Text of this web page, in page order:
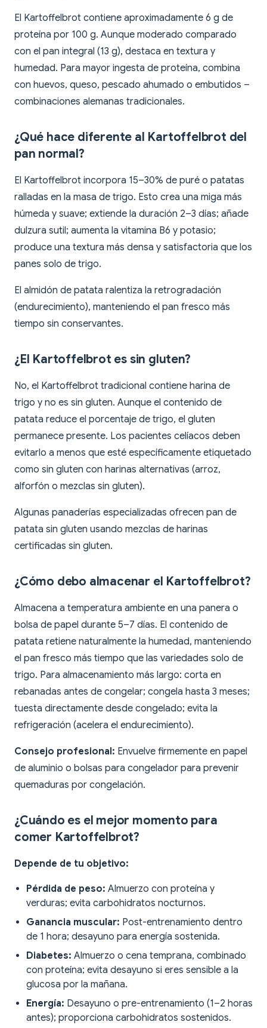
El Kartoffelbrot contiene aproximadamente 6 g de
proteína por 100 g. Aunque moderado comparado
con el pan integral (13 g), destaca en textura y
humedad. Para mayor ingesta de proteína, combina
con huevos, queso, pescado ahumado o embutidos –
combinaciones alemanas tradicionales.
¿Qué hace diferente al Kartoffelbrot del
pan normal?
El Kartoffelbrot incorpora 15–30% de puré o patatas
ralladas en la masa de trigo. Esto crea una miga más
húmeda y suave; extiende la duración 2–3 días; añade
dulzura sutil; aumenta la vitamina B6 y potasio;
produce una textura más densa y satisfactoria que los
panes solo de trigo.
El almidón de patata ralentiza la retrogradación
(endurecimiento), manteniendo el pan fresco más
tiempo sin conservantes.
¿El Kartoffelbrot es sin gluten?
No, el Kartoffelbrot tradicional contiene harina de
trigo y no es sin gluten. Aunque el contenido de
patata reduce el porcentaje de trigo, el gluten
permanece presente. Los pacientes celíacos deben
evitarlo a menos que esté específicamente etiquetado
como sin gluten con harinas alternativas (arroz,
alforfón o mezclas sin gluten).
Algunas panaderías especializadas ofrecen pan de
patata sin gluten usando mezclas de harinas
certificadas sin gluten.
¿Cómo debo almacenar el Kartoffelbrot?
Almacena a temperatura ambiente en una panera o
bolsa de papel durante 5–7 días. El contenido de
patata retiene naturalmente la humedad, manteniendo
el pan fresco más tiempo que las variedades solo de
trigo. Para almacenamiento más largo: corta en
rebanadas antes de congelar; congela hasta 3 meses;
tuesta directamente desde congelado; evita la
refrigeración (acelera el endurecimiento).
Consejo profesional: Envuelve firmemente en papel
de aluminio o bolsas para congelador para prevenir
quemaduras por congelación.
¿Cuándo es el mejor momento para
comer Kartoffelbrot?
Depende de tu objetivo:
Pérdida de peso: Almuerzo con proteína y
verduras; evita carbohidratos nocturnos.
Ganancia muscular: Post-entrenamiento dentro
de 1 hora; desayuno para energía sostenida.
Diabetes: Almuerzo o cena temprana, combinado
con proteína; evita desayuno si eres sensible a la
glucosa por la mañana.
Energía: Desayuno o pre-entrenamiento (1–2 horas
antes); proporciona carbohidratos sostenidos.